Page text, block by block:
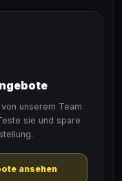
unserem Team
sie und spare
ansehen